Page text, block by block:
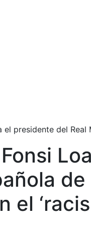
presidente del Real
el